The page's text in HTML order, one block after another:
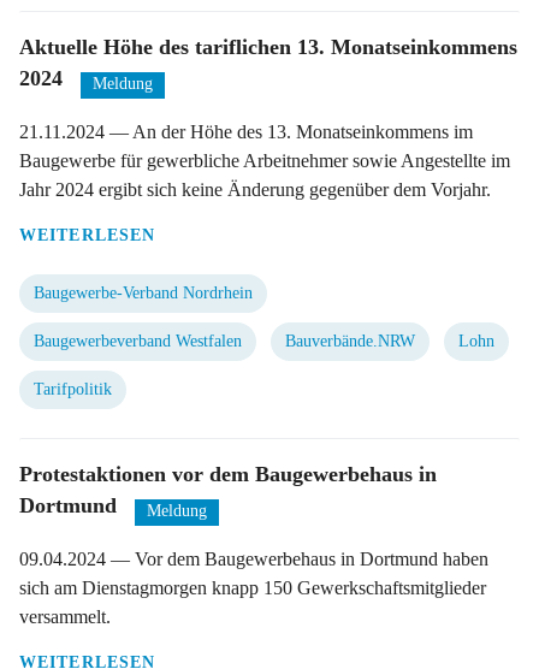
Aktuelle Höhe des tariflichen 13. Monatseinkommens
2024
Meldung
21.11.2024 — An der Höhe des 13. Monatseinkommens im
Baugewerbe für gewerbliche Arbeitnehmer sowie Angestellte im
Jahr 2024 ergibt sich keine Änderung gegenüber dem Vorjahr.
WEITERLESEN
Baugewerbe-Verband Nordrhein
Baugewerbeverband Westfalen Bauverbände.NRW Lohn
Tarifpolitik
Protestaktionen vor dem Baugewerbehaus in
Dortmund
Meldung
09.04.2024 — Vor dem Baugewerbehaus in Dortmund haben
sich am Dienstagmorgen knapp 150 Gewerkschaftsmitglieder
versammelt.
WEITERLESEN